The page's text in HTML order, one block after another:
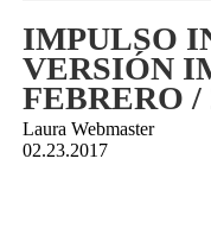
IMPULSO
VERSIÓN
FEBRERO /
Laura Webmaster
02.23.2017